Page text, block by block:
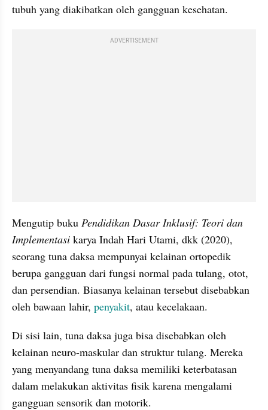
tubuh yang diakibatkan oleh gangguan kesehatan.
ADVERTISEMENT
Mengutip buku Pendidikan Dasar Inklusif: Teori dan
Implementasi karya Indah Hari Utami, dkk (2020),
seorang tuna daksa mempunyai kelainan ortopedik
berupa gangguan dari fungsi normal pada tulang, otot,
dan persendian. Biasanya kelainan tersebut disebabkan
oleh bawaan lahir, penyakit, atau kecelakaan.
Di sisi lain, tuna daksa juga bisa disebabkan oleh
kelainan neuro-maskular dan struktur tulang. Mereka
yang menyandang tuna daksa memiliki keterbatasan
dalam melakukan aktivitas fisik karena mengalami
gangguan sensorik dan motorik.